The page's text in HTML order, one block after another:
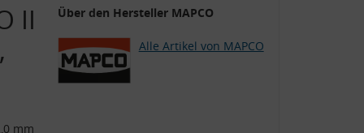
II
mm
Über den Hersteller MAPCO
Alle Artikel von MAPCO